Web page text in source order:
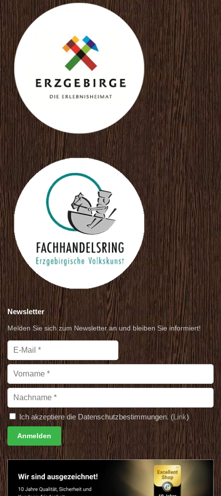
Newsletter
Melden Sie sich zum Newsletter an und bleiben Sie informiert!
Ich akzeptiere die Datenschutzbestimmungen. (Link)